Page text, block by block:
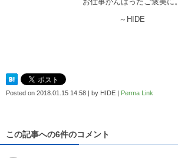
～HIDE
Posted on 2018.01.15 14:58 | by HIDE | Perma Link
この記事への6件のコメント